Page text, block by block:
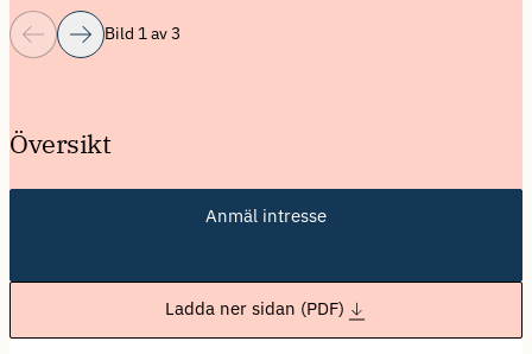
Bild 1 av 3
Översikt
Anmäl intresse
Ladda ner sidan (PDF)